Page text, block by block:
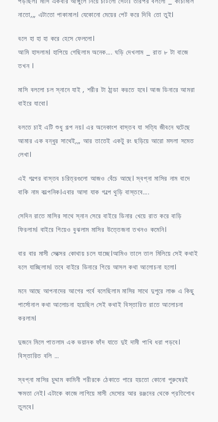
নাতো,,, এটাতো পাকামাল। যেকোনো মেয়ের পেট করে দিবি তো তুই।
বলে হা হা হা করে হেসে ফেললো।
আমি হাসলাম। হাপিয়ে গেছিলাম অনেক…. ঘড়ি দেখলাম _ রাত ৮ টা বাজে
তখন ।
মাসি বললো চল স্নানে যাই , শরীর টা ঠান্ডা করতে হবে। আজ ডিনারে আমরা
বাইরে যাবো।
বলতে চাই এটি শুধু গল্প নয়। এর অনেকাংশ বাস্তব যা সত্যি জীবনে ঘটেছে
আমার এক বন্ধুর সাথেই,,, আর তাতেই একটু রং ছড়িয়ে আরো মসলা সমেত
লেখা।
এই গল্পের বাস্তব চরিত্রগুলো আজও বেঁচে আছে। স্বপ্না মাসির নাম বাদে
বাকি নাম কাল্পনিক।এবার আসা যাক গল্পে থুড়ি বাস্তবে….
সেদিন রাতে মাসির সাথে স্নান সেরে বাইরে ডিনার খেয়ে রাত করে বাড়ি
ফিরলাম। বাইরে গিয়েও বুঝলাম মাসির উত্তেজনা তখনও কমেনি।
বার বার মাসী সেক্সের কোথায় চলে যাচ্ছে।আমিও তালে তাল মিলিয়ে সেই কথাই
বলে যাচ্ছিলাম। তবে বাইরে ডিনারে গিয়ে আসল কথা আলোচনা হলো।
মনে আছে আপনাদের আগের পর্বে বলেছিলাম মাসির সাথে দুপুরে লাঞ্চ এ কিছু
পার্সোনাল কথা আলোচনা হয়েছিল সেই কথাই বিস্তারিত রাতে আলোচনা
করলাম।
দুজনে মিলে পাতলাম এক ভয়ানক ফাঁদ যাতে দুই দামী পাখি ধরা পড়বে।
বিস্তারিত বলি …
স্বপ্না মাসির চুদ্দাম কামিনী শরীরকে ঠেকাতে পারে হয়তো কোনো পুরুষেরই
ক্ষমতা নেই। এটাকে কাজে লাগিয়ে মাসী মেসোর আর রঞ্জনের থেকে প্রতিশোধ
তুলবে।